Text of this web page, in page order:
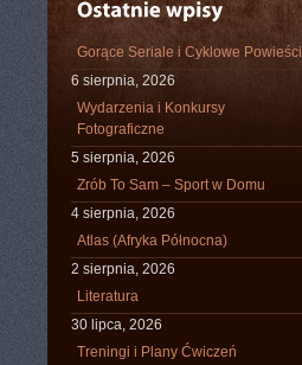
Gorące Seriale i Cyklowe Powieści
6 sierpnia, 2026
Wydarzenia i Konkursy
Fotograficzne
5 sierpnia, 2026
Zrób To Sam – Sport w Domu
4 sierpnia, 2026
Atlas (Afryka Północna)
2 sierpnia, 2026
Literatura
30 lipca, 2026
Treningi i Plany Ćwiczeń